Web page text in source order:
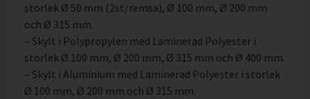
storlek Ø 50 mm (2st/remsa), Ø 100 mm, Ø 200 mm
och Ø 315 mm.
– Skylt i Polypropylen med Laminerad Polyester i
storlek Ø 100 mm, Ø 200 mm, Ø 315 mm och Ø 400 mm.
– Skylt i Aluminium med Laminerad Polyester i storlek
Ø 100 mm, Ø 200 mm och Ø 315 mm.